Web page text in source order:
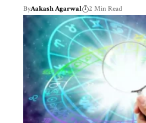
ByAakash Agarwal 2 Min Read